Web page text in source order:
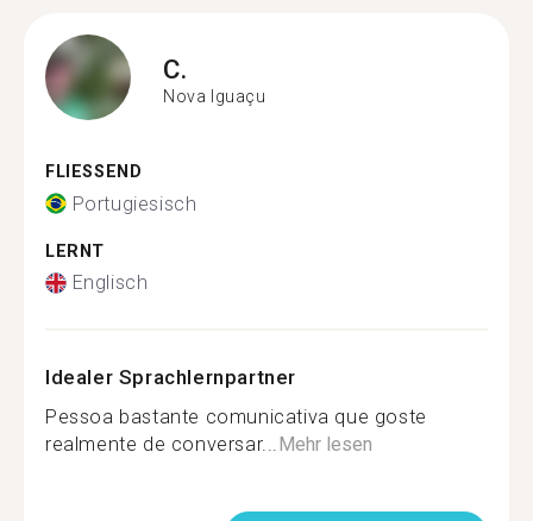
C.
Nova Iguaçu
FLIESSEND
Portugiesisch
LERNT
Englisch
Idealer Sprachlernpartner
Pessoa bastante comunicativa que goste
realmente de conversar...Mehr lesen